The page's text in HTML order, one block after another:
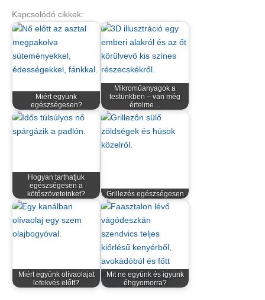
Kapcsolódó cikkek:
Miért együnk
egészségesen?
Mikroműanyagok a
testünkben – van még
értelme…
Hogyan tarthatjuk
egészségesen a
kötőszöveteinket?
Grillezés egészségesen
Miért együnk olívaolajat
lefekvés előtt?
Mit ne együnk és igyunk
éhgyomorra?